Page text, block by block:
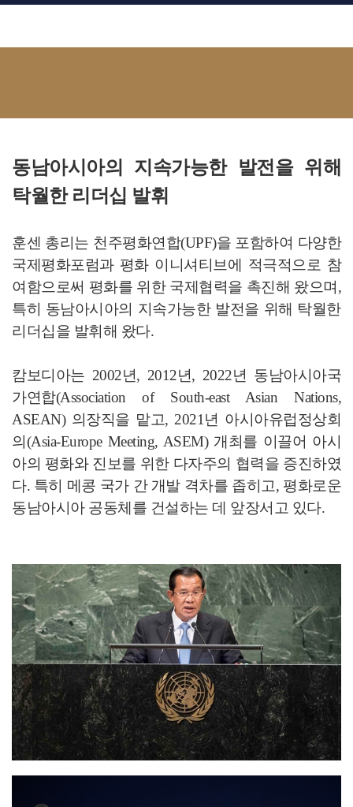
동남아시아의 지속가능한 발전을 위해
탁월한 리더십 발휘
훈센 총리는 천주평화연합(UPF)을 포함하여 다양한
국제평화포럼과 평화 이니셔티브에 적극적으로 참
여함으로써 평화를 위한 국제협력을 촉진해 왔으며,
특히 동남아시아의 지속가능한 발전을 위해 탁월한
리더십을 발휘해 왔다.
캄보디아는 2002년, 2012년, 2022년 동남아시아국
가연합(Association of South-east Asian Nations,
ASEAN) 의장직을 맡고, 2021년 아시아유럽정상회
의(Asia-Europe Meeting, ASEM) 개최를 이끌어 아시
아의 평화와 진보를 위한 다자주의 협력을 증진하였
다. 특히 메콩 국가 간 개발 격차를 좁히고, 평화로운
동남아시아 공동체를 건설하는 데 앞장서고 있다.